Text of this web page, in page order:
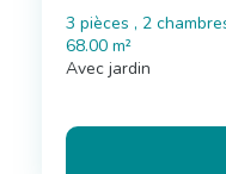
3 pièces , 2
68.00 m²
Avec jardin